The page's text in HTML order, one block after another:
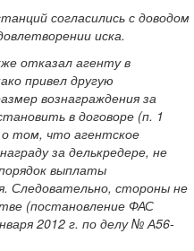
согласились с доводом
иска.
отказал агенту в
привел другую
вознаграждения за
в договоре (п. 1
том, что агентское
за делькредере, не
выплаты
Следовательно, стороны не
(постановление ФАС
2012 г. по делу № А56-